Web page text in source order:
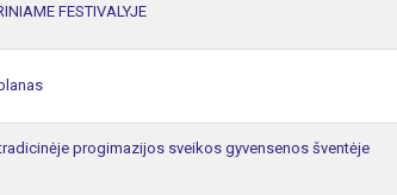
FESTIVALYJE
progimazijos sveikos gyvensenos šventėje